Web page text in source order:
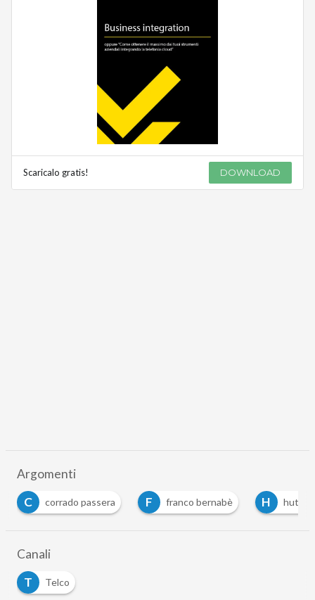
Scaricalo gratis! DOWNLOAD
Argomenti
C
corrado passera F franco bernabè H
Canali
T
Telco